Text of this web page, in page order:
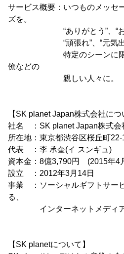
サービス概要：いつものメッセ
ズを。
“ありがとう”、“おめで
“頑張れ”、“元気出して”
特定のシーンに限定せ
僚などの
親しい人々に。
【SK planet Japan株式会社につ
社名 ：SK planet Japan株式会
所在地：東京都渋谷区桜丘町
代表 ：李 承奎(イ スンギュ)
資本金：8億3,790円 (2015年4
設立 ：2012年3月14日
事業 ：ソーシャルギフトサー
る、
インターネットメディア
【SK planetについて】